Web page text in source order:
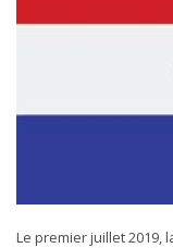
Le premier juillet 2019,